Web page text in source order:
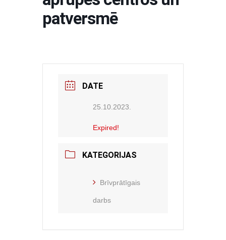
patversmē
DATE
25.10.2023.
Expired!
KATEGORIJAS
Brīvprātīgais
darbs